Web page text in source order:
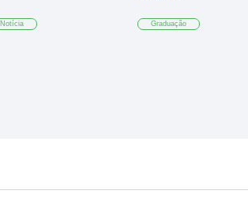
Notícia Graduação